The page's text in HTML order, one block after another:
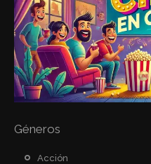
Géneros
Acción